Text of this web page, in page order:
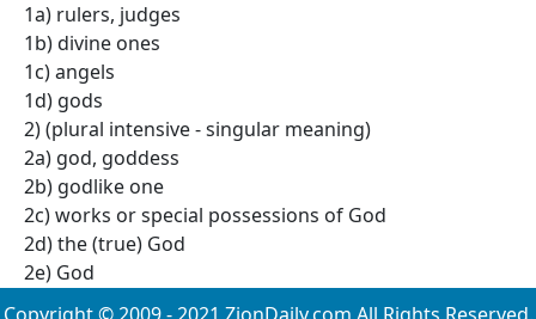
1a) rulers, judges
1b) divine ones
1c) angels
1d) gods
2) (plural intensive - singular meaning)
2a) god, goddess
2b) godlike one
2c) works or special possessions of God
2d) the (true) God
2e) God